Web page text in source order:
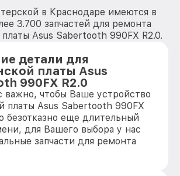
в Краснодаре имеются в
3.700 запчастей для ремонта
Asus Sabertooth 990FX R2.0.
детали для
платы Asus
990FX R2.0
важно, чтобы Ваше устройство
платы Asus Sabertooth 990FX
безотказно еще длительный
для Вашего выбора у нас
запчасти для ремонта